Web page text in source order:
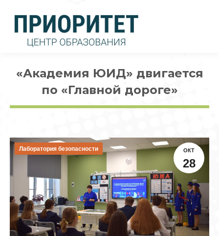
«Академия ЮИД» двигается
по «Главной дороге»
ОКТ
28
Лаборатория безопасности